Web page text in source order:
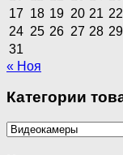
17 18 19 20 21 22
24 25 26 27 28 29
31
« Ноя
Категории